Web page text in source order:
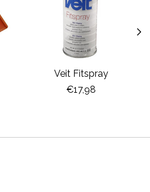
Veit Fitspray
€17,98